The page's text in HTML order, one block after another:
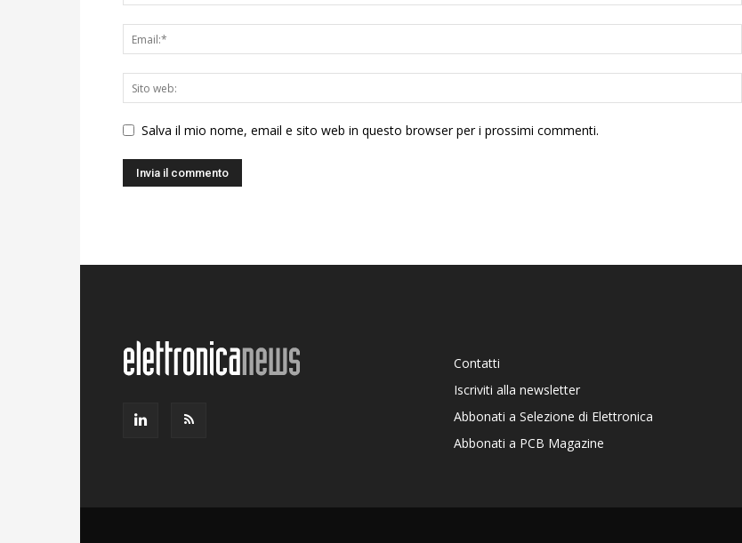
Salva il mio nome, email e sito web in questo browser per i prossimi commenti.
Contatti
Iscriviti alla newsletter
Abbonati a Selezione di Elettronica
Abbonati a PCB Magazine